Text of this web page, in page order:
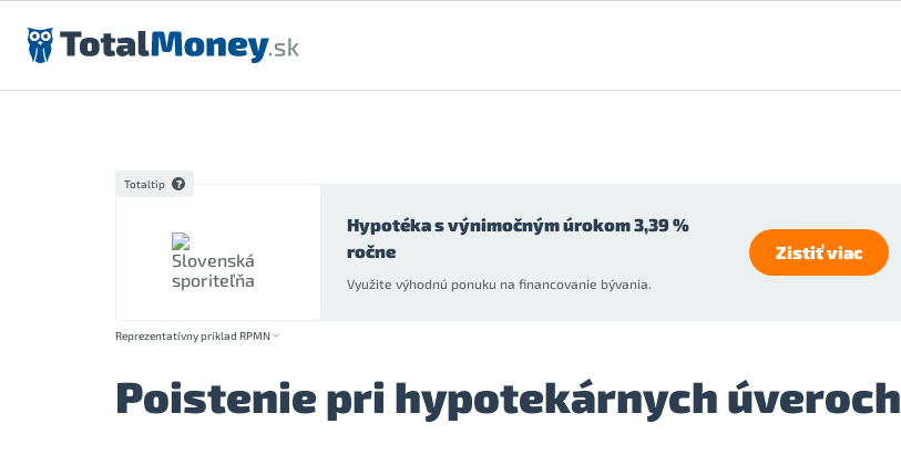
Preskočiť na obsah
Totaltip
Hypotéka s výnimočným úrokom 3,39 %
ročne
Využite výhodnú ponuku na financovanie bývania.
Zistiť viac
Reprezentatívny príklad RPMN
Poistenie pri hypotekárnych úveroch